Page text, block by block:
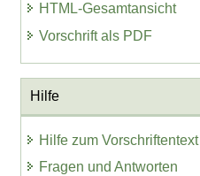
HTML-Gesamtansicht
Vorschrift als PDF
Hilfe
Hilfe zum Vorschriftentext
Fragen und Antworten